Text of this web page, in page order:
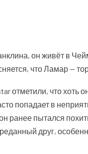
он живёт в
что Ламар —
отметили, что хоть
попадает в
ранее пытался
друг,